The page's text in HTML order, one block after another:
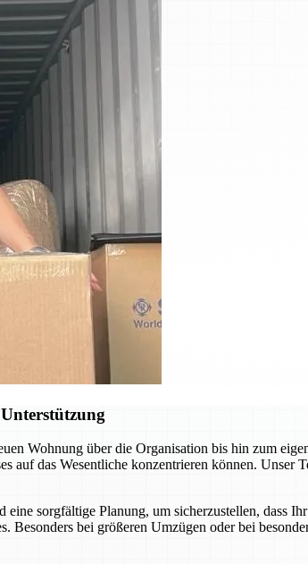
Wohnung über die Organisation bis hin zum
auf das Wesentliche konzentrieren können.
sorgfältige Planung, um sicherzustellen, dass
bei größeren Umzügen oder bei